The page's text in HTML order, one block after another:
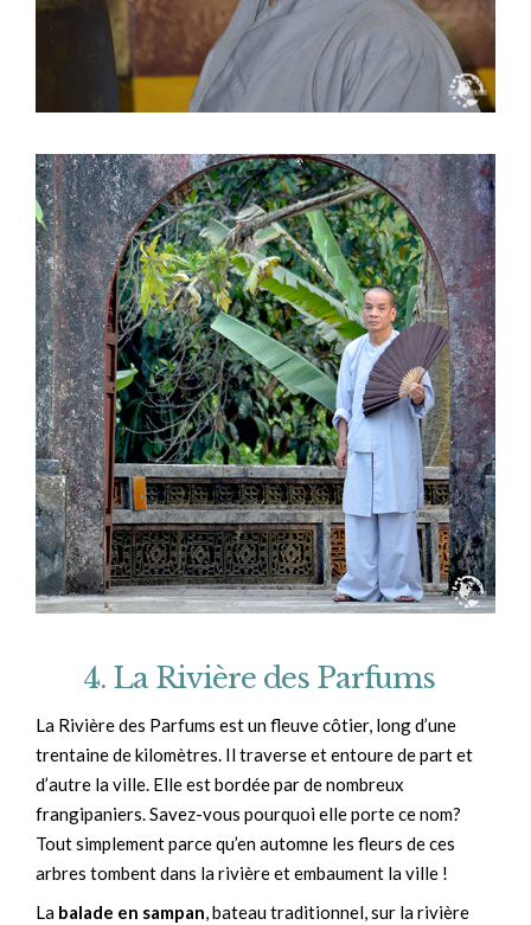
4. La Rivière des Parfums
La Rivière des Parfums est un fleuve côtier, long d’une
trentaine de kilomètres. Il traverse et entoure de part et
d’autre la ville. Elle est bordée par de nombreux
frangipaniers. Savez-vous pourquoi elle porte ce nom?
Tout simplement parce qu’en automne les fleurs de ces
arbres tombent dans la rivière et embaument la ville !
La balade en sampan, bateau traditionnel, sur la rivière